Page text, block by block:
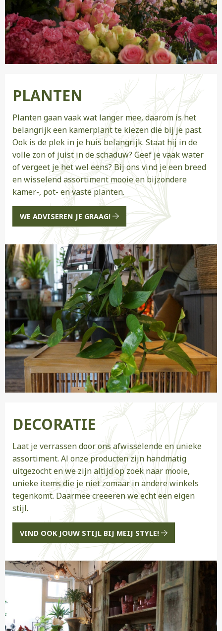
PLANTEN
Planten gaan vaak wat langer mee, daarom is het
belangrijk een kamerplant te kiezen die bij je past.
Ook is de plek in je huis belangrijk. Staat hij in de
volle zon of juist in de schaduw? Geef je vaak water
of vergeet je het wel eens? Bij ons vind je een breed
en wisselend assortiment mooie en bijzondere
kamer-, pot- en vaste planten.
WE ADVISEREN JE GRAAG!
DECORATIE
Laat je verrassen door ons afwisselende en unieke
assortiment. Al onze producten zijn handmatig
uitgezocht en we zijn altijd op zoek naar mooie,
unieke items die je niet zomaar in andere winkels
tegenkomt. Daarmee creeeren we echt een eigen
stijl.
VIND OOK JOUW STIJL BIJ MEIJ STYLE!